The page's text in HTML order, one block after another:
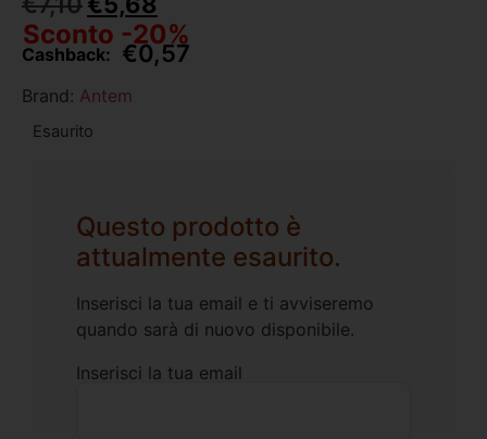
Sconto -20%
Cashback: €0,57
Brand: Antem
Esaurito
Questo prodotto è
attualmente esaurito.
Inserisci la tua email e ti avviseremo
quando sarà di nuovo disponibile.
Inserisci la tua email